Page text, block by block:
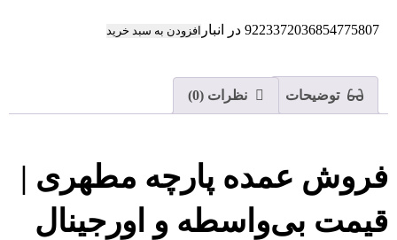
9223372036854775807 در انبار افزودن به سبد خرید
توضیحات نظرات (0)
فروش عمده پارچه مطهری |
قیمت بی‌واسطه و اورجینال